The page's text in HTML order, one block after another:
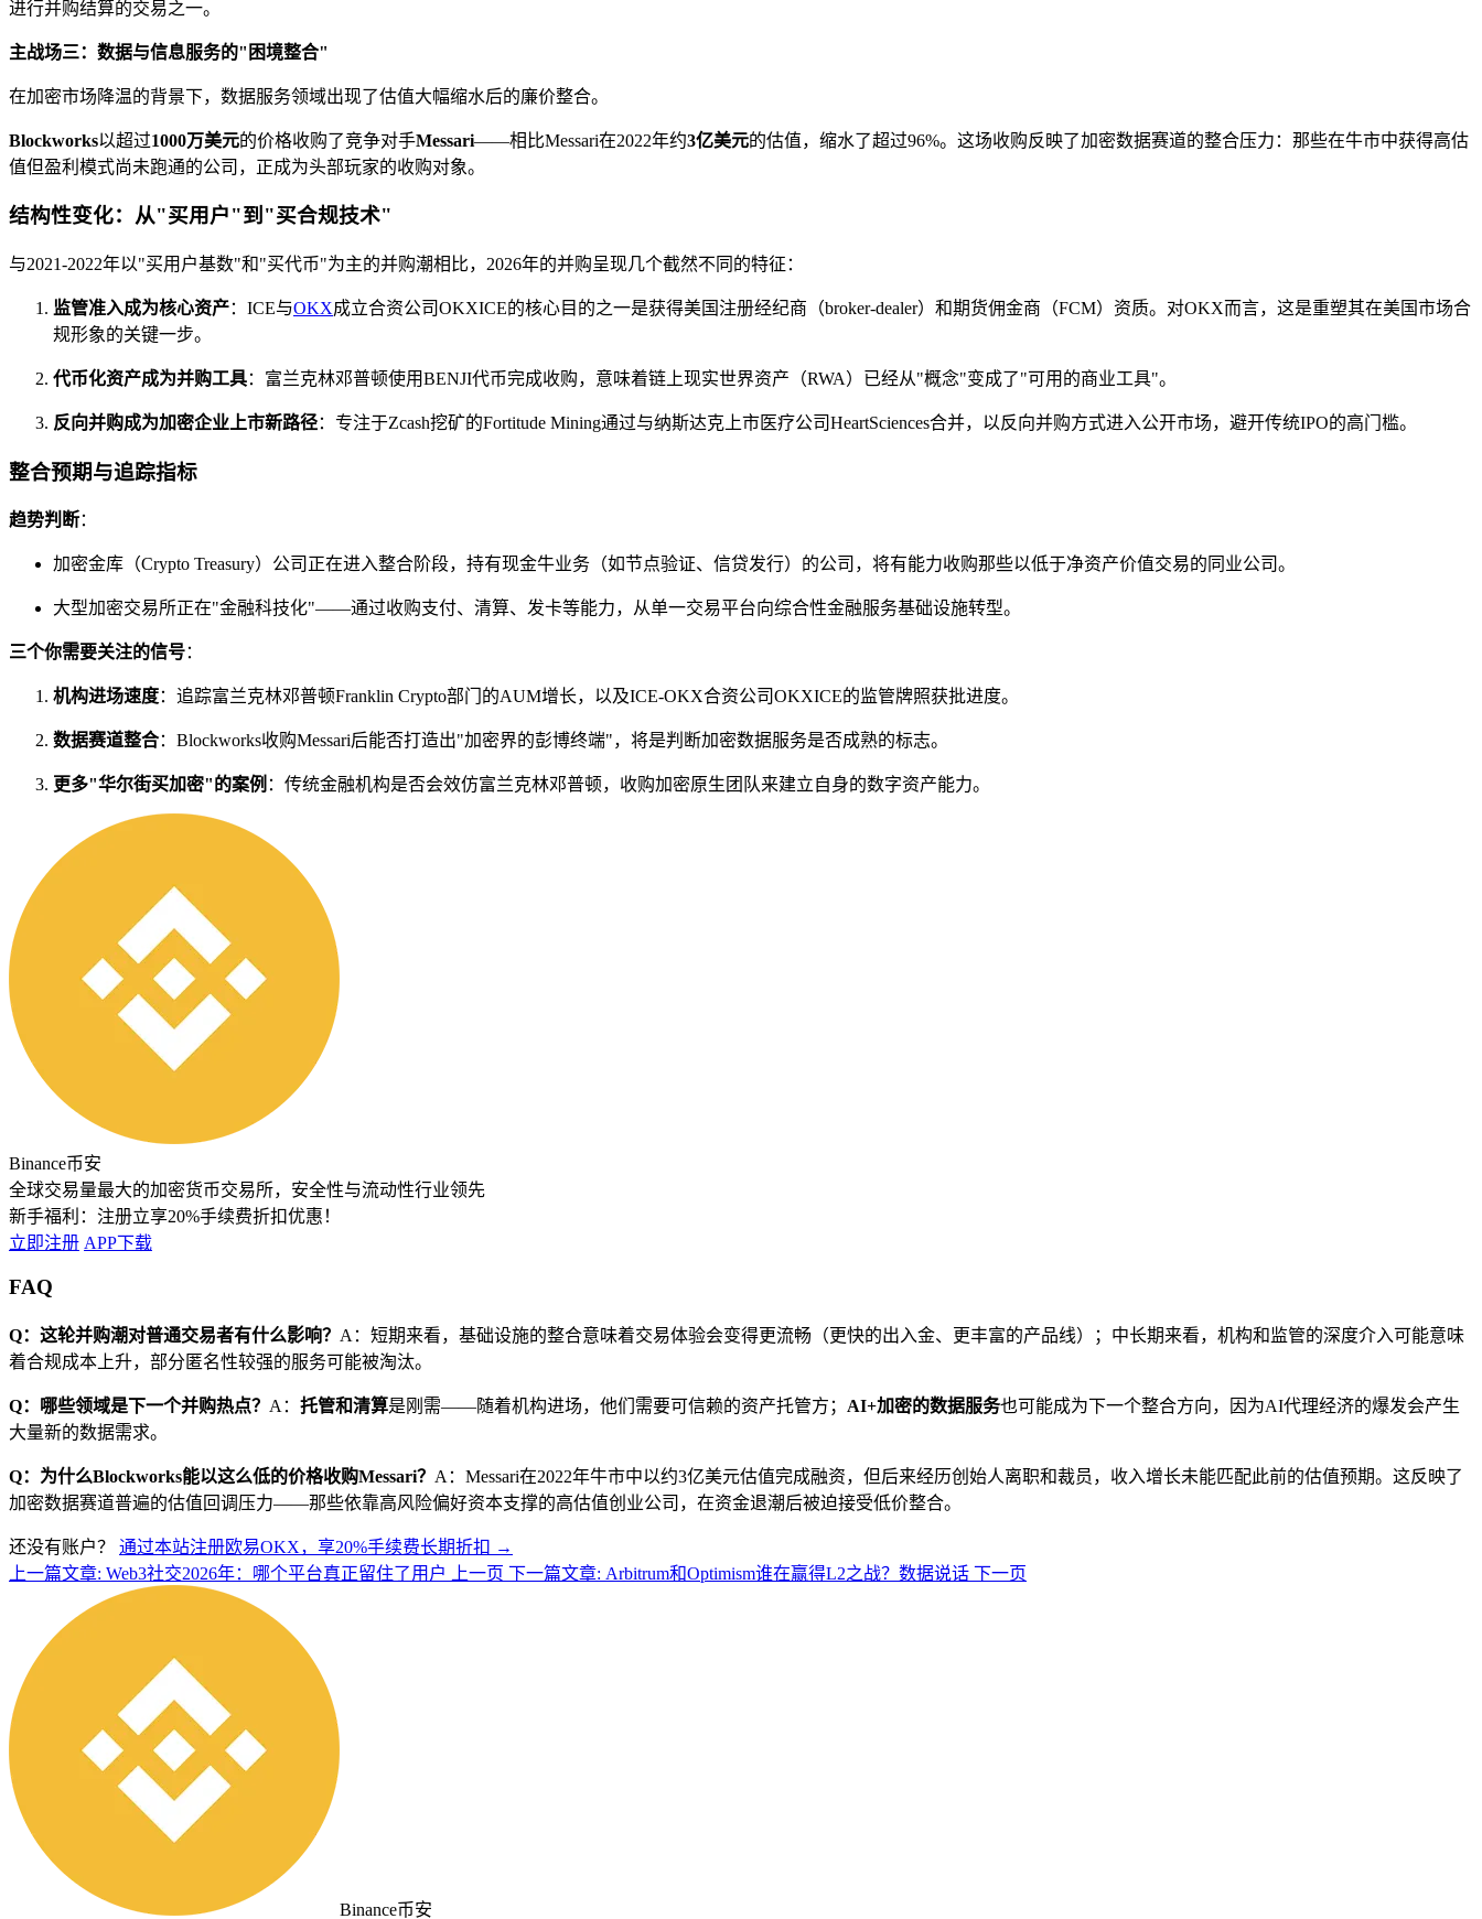
进行并购结算的交易之一。
主战场三：数据与信息服务的"困境整合"
在加密市场降温的背景下，数据服务领域出现了估值大幅缩水后的廉价整合。
Blockworks以超过1000万美元的价格收购了竞争对手Messari——相比Messari在2022年约3亿美元的估值，缩水了超过96%。这场收购反映了加密数据赛道的整合压力：那些在牛市中获得高估
值但盈利模式尚未跑通的公司，正成为头部玩家的收购对象。
结构性变化：从"买用户"到"买合规技术"
与2021-2022年以"买用户基数"和"买代币"为主的并购潮相比，2026年的并购呈现几个截然不同的特征：
监管准入成为核心资产：ICE与OKX成立合资公司OKXICE的核心目的之一是获得美国注册经纪商（broker-dealer）和期货佣金商（FCM）资质。对OKX而言，这是重塑其在美国市场合
规形象的关键一步。
代币化资产成为并购工具：富兰克林邓普顿使用BENJI代币完成收购，意味着链上现实世界资产（RWA）已经从"概念"变成了"可用的商业工具"。
反向并购成为加密企业上市新路径：专注于Zcash挖矿的Fortitude Mining通过与纳斯达克上市医疗公司HeartSciences合并，以反向并购方式进入公开市场，避开传统IPO的高门槛。
整合预期与追踪指标
趋势判断：
加密金库（Crypto Treasury）公司正在进入整合阶段，持有现金牛业务（如节点验证、信贷发行）的公司，将有能力收购那些以低于净资产价值交易的同业公司。
大型加密交易所正在"金融科技化"——通过收购支付、清算、发卡等能力，从单一交易平台向综合性金融服务基础设施转型。
三个你需要关注的信号：
机构进场速度：追踪富兰克林邓普顿Franklin Crypto部门的AUM增长，以及ICE-OKX合资公司OKXICE的监管牌照获批进度。
数据赛道整合：Blockworks收购Messari后能否打造出"加密界的彭博终端"，将是判断加密数据服务是否成熟的标志。
更多"华尔街买加密"的案例 ：传统金融机构是否会效仿富兰克林邓普顿，收购加密原生团队来建立自身的数字资产能力。
Binance币安
全球交易量最大的加密货币交易所，安全性与流动性行业领先
新手福利： 注册立享20%手续费折扣优惠！
立即注册 APP下载
FAQ
Q：这轮并购潮对普通交易者有什么影响？ A：短期来看，基础设施的整合意味着交易体验会变得更流畅（更快的出入金、更丰富的产品线）；中长期来看，机构和监管的深度介入可能意味
着合规成本上升，部分匿名性较强的服务可能被淘汰。
Q：哪些领域是下一个并购热点？ A： 托管和清算是刚需——随着机构进场，他们需要可信赖的资产托管方； AI+加密的数据服务也可能成为下一个整合方向，因为AI代理经济的爆发会产生
大量新的数据需求。
Q：为什么Blockworks能以这么低的价格收购Messari？ A：Messari在2022年牛市中以约3亿美元估值完成融资，但后来经历创始人离职和裁员，收入增长未能匹配此前的估值预期。这反映了
加密数据赛道普遍的估值回调压力——那些依靠高风险偏好资本支撑的高估值创业公司，在资金退潮后被迫接受低价整合。
还没有账户？ 通过本站注册欧易OKX，享20%手续费长期折扣 →
上一篇文章: Web3社交2026年：哪个平台真正留住了用户
上一页 下一篇文章: Arbitrum和Optimism谁在赢得L2之战？数据说话 下一页
Binance币安